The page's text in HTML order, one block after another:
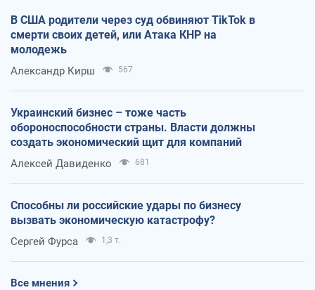
В США родители через суд обвиняют TikTok в
смерти своих детей, или Атака КНР на
молодежь
Александр Кирш 567
Украинский бизнес – тоже часть
обороноспособности страны. Власти должны
создать экономический щит для компаний
Алексей Давиденко 681
Способны ли российские удары по бизнесу
вызвать экономическую катастрофу?
Сергей Фурса 1,3 т.
Все мнения